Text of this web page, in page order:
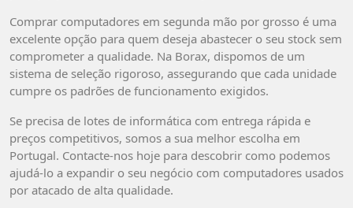
Comprar computadores em segunda mão por grosso é uma
excelente opção para quem deseja abastecer o seu stock sem
comprometer a qualidade. Na Borax, dispomos de um
sistema de seleção rigoroso, assegurando que cada unidade
cumpre os padrões de funcionamento exigidos.
Se precisa de lotes de informática com entrega rápida e
preços competitivos, somos a sua melhor escolha em
Portugal. Contacte-nos hoje para descobrir como podemos
ajudá-lo a expandir o seu negócio com computadores usados
por atacado de alta qualidade.